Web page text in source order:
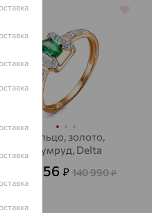
64%
Кольцо, золото,
изумруд, Delta
50 756 ₽ 140 990₽